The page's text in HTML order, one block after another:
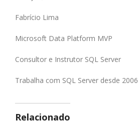
Fabrício Lima
Microsoft Data Platform MVP
Consultor e Instrutor SQL Server
Trabalha com SQL Server desde 2006
Relacionado